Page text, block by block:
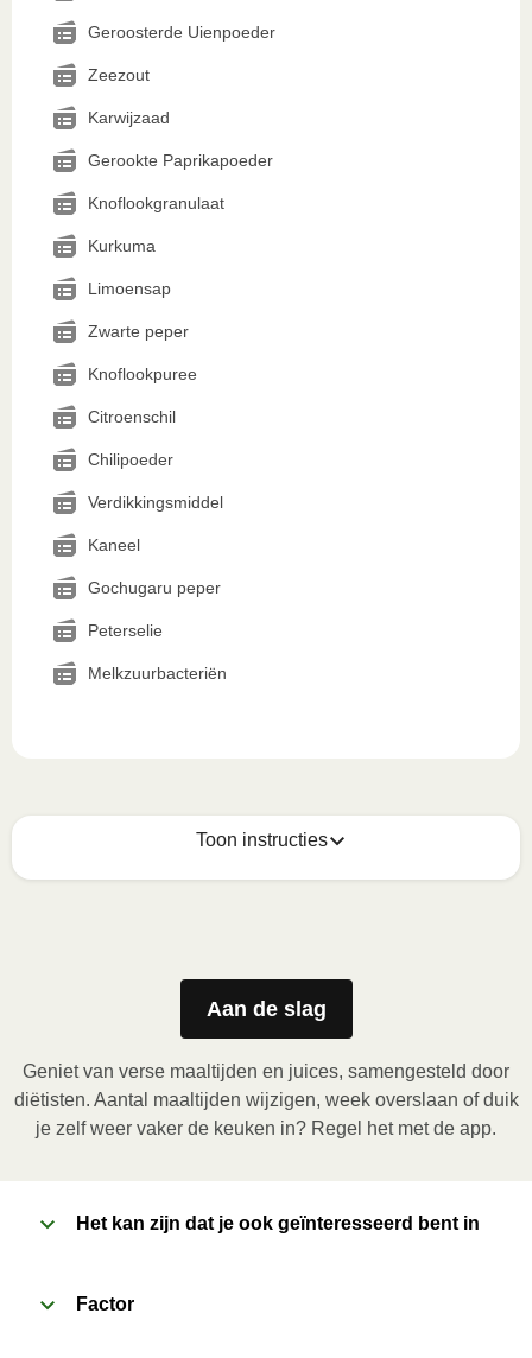
Geroosterde Uienpoeder
Zeezout
Karwijzaad
Gerookte Paprikapoeder
Knoflookgranulaat
Kurkuma
Limoensap
Zwarte peper
Knoflookpuree
Citroenschil
Chilipoeder
Verdikkingsmiddel
Kaneel
Gochugaru peper
Peterselie
Melkzuurbacteriën
Toon instructies
Zo geniet je er op z'n best van
Magnetron (800W):
Verwijder de kartonnen sleeve. Open de folie
gedeeltelijk om het cupje uit de maaltijd te halen en
vouw de folie terug. Plaats het bakje in de magnetron
en verwarm de maaltijd gedurende 3,5 minuten. Laat
de maaltijd daarna nog 1 minuut rusten voor het
Oven (170˚C)
Aan de slag
Geniet van verse maaltijden en juices, samengesteld door
diëtisten. Aantal maaltijden wijzigen, week overslaan of duik
je zelf weer vaker de keuken in? Regel het met de app.
Het kan zijn dat je ook geïnteresseerd bent in
Factor